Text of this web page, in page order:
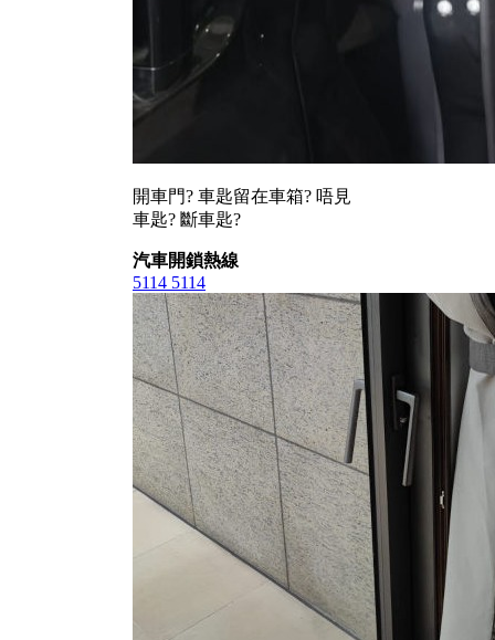
開車門? 車匙留在車箱? 唔見
車匙? 斷車匙?
汽車開鎖熱線
5114 5114